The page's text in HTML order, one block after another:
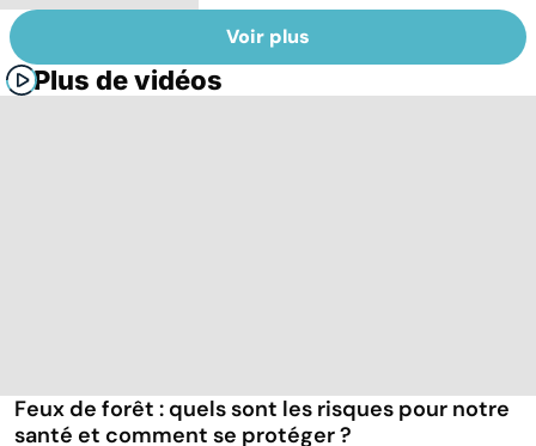
Voir plus
Plus de vidéos
Feux de forêt : quels sont les risques pour notre
santé et comment se protéger ?